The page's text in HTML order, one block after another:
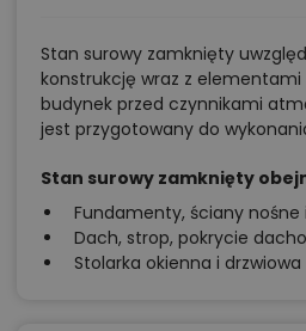
optymalizacja kosztów
tego projektu,
informacje szczegółowe -
pomieszczeń, instalacje,
Zadzwoń52 384 49 90lub
Stan surowy zamknięty
konstrukcję wraz z
budynek przed czynnikami
jest przygotowany do
Stan surowy zamknięty
Fundamenty, ściany nośne
Dach, strop, pokrycie
Stolarka okienna i